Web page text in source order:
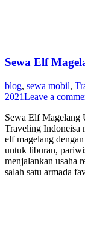
Sewa Elf
blog, sewa mobil,
2021Leave a
Sewa Elf Magelang
Traveling Indoneisa
elf magelang
untuk liburan,
menjalankan usaha
salah satu armada